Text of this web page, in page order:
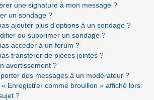
une signature à mon message ?
un sondage ?
ajouter plus d’options à un sondage ?
ou supprimer un sondage ?
accéder à un forum ?
transférer de pièces jointes ?
avertissement ?
des messages à un modérateur ?
Enregistrer comme brouillon » affiché lors
?